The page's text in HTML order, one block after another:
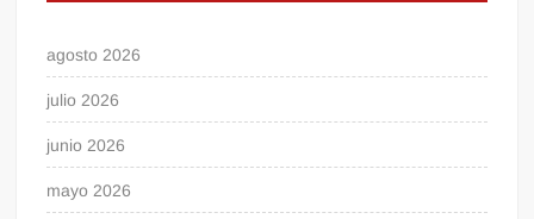
agosto 2026
julio 2026
junio 2026
mayo 2026